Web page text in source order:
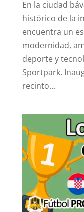
En la ciudad
histórico de la
encuentra un
modernidad,
deporte y
Sportpark.
recinto...